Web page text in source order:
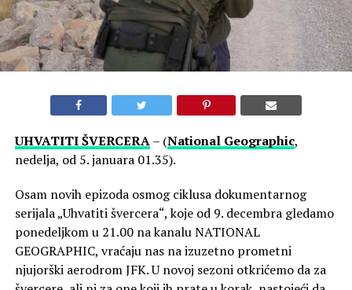
UHVATITI ŠVERCERA– (National Geographic,
nedelja, od 5. januara 01.35).
Osam novih epizoda osmog ciklusa dokumentarnog
serijala „Uhvatiti švercera“, koje od 9. decembra gledamo
ponedeljkom u 21.00 na kanalu NATIONAL
GEOGRAPHIC, vraćaju nas na izuzetno prometni
njujorški aerodrom JFK. U novoj sezoni otkrićemo da za